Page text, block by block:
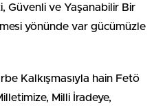
Güvenli ve Yaşanabilir Bir
yönünde var gücümüzle
Kalkışmasıyla hain Fetö
Milli İradeye,